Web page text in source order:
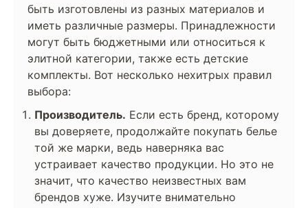
быть изготовлены из разных материалов и
иметь различные размеры. Принадлежности
могут быть бюджетными или относиться к
элитной категории, также есть детские
комплекты. Вот несколько нехитрых правил
выбора:
Производитель. Если есть бренд, которому
вы доверяете, продолжайте покупать белье
той же марки, ведь наверняка вас
устраивает качество продукции. Но это не
значит, что качество неизвестных вам
брендов хуже. Изучите внимательно